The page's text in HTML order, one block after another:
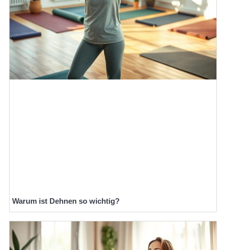
Warum ist Dehnen so wichtig?